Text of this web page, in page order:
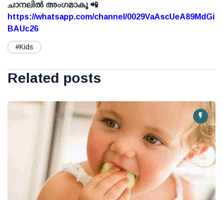
ചാനലിൽ അംഗമാകൂ 📲
https://whatsapp.com/channel/0029VaAscUeA89MdGi
BAUc26
#Kids
Related posts